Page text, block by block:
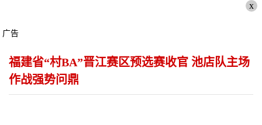
x
广告
福建省“村BA”晋江赛区预选赛收官 池店队主场
作战强势问鼎